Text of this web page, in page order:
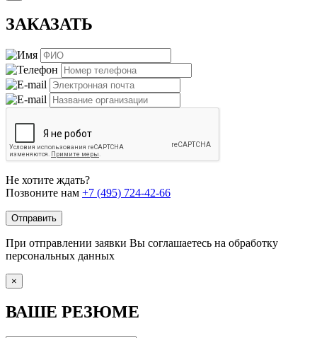
ЗАКАЗАТЬ
Не хотите ждать?
Позвоните нам +7 (495) 724-42-66
Отправить
При отправлении заявки Вы соглашаетесь на обработку
персональных данных
×
ВАШЕ РЕЗЮМЕ